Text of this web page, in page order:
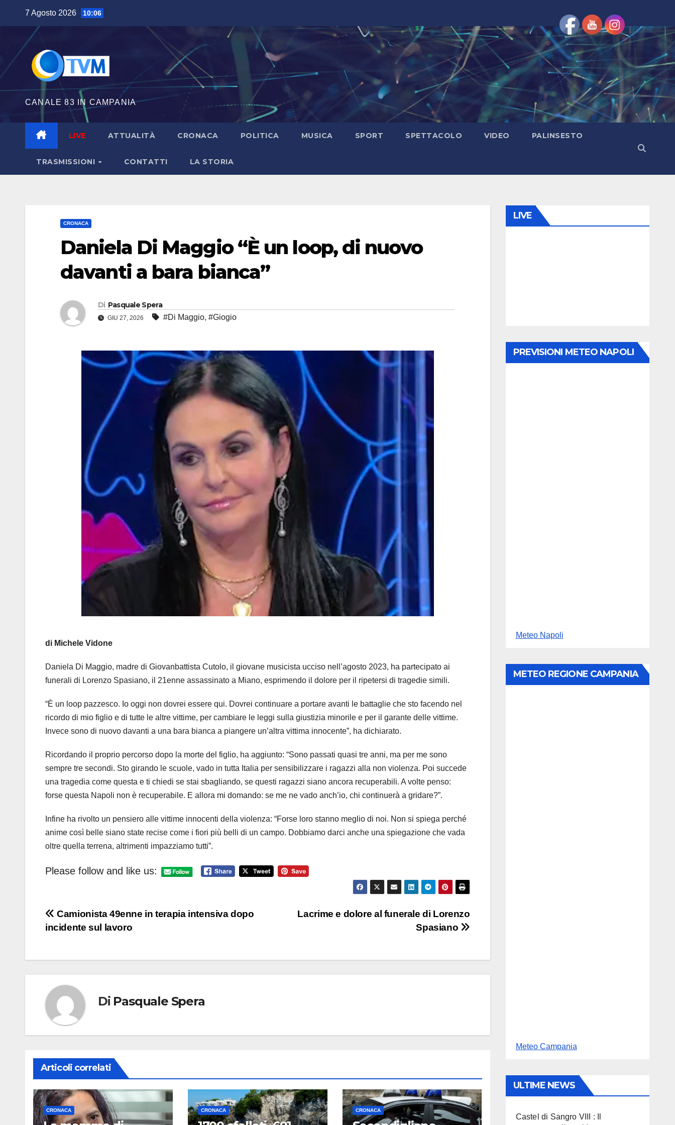
contenuto
7 Agosto 2026 10:06
CANALE 83 IN CAMPANIA
LIVE ATTUALITÀ CRONACA POLITICA MUSICA SPORT SPETTACOLO VIDEO PALINSESTO
TRASMISSIONI CONTATTI LA STORIA
CRONACA
Daniela Di Maggio “È un loop, di nuovo
davanti a bara bianca”
Di Pasquale Spera
GIU 27, 2026 #Di Maggio, #Giogio
di Michele Vidone
Daniela Di Maggio, madre di Giovanbattista Cutolo, il giovane musicista ucciso nell’agosto 2023, ha partecipato ai
funerali di Lorenzo Spasiano, il 21enne assassinato a Miano, esprimendo il dolore per il ripetersi di tragedie simili.
“È un loop pazzesco. Io oggi non dovrei essere qui. Dovrei continuare a portare avanti le battaglie che sto facendo nel
ricordo di mio figlio e di tutte le altre vittime, per cambiare le leggi sulla giustizia minorile e per il garante delle vittime.
Invece sono di nuovo davanti a una bara bianca a piangere un’altra vittima innocente”, ha dichiarato.
Ricordando il proprio percorso dopo la morte del figlio, ha aggiunto: “Sono passati quasi tre anni, ma per me sono
sempre tre secondi. Sto girando le scuole, vado in tutta Italia per sensibilizzare i ragazzi alla non violenza. Poi succede
una tragedia come questa e ti chiedi se stai sbagliando, se questi ragazzi siano ancora recuperabili. A volte penso:
forse questa Napoli non è recuperabile. E allora mi domando: se me ne vado anch’io, chi continuerà a gridare?”.
Infine ha rivolto un pensiero alle vittime innocenti della violenza: “Forse loro stanno meglio di noi. Non si spiega perché
anime così belle siano state recise come i fiori più belli di un campo. Dobbiamo darci anche una spiegazione che vada
oltre quella terrena, altrimenti impazziamo tutti”.
Please follow and like us:
Navigazione
Lacrime e dolore al funerale di Lorenzo
Spasiano
Camionista 49enne in terapia intensiva dopo
incidente sul lavoro
Di Pasquale Spera
Articoli correlati
CRONACA CRONACA CRONACA
LIVE
PREVISIONI METEO NAPOLI
Meteo Napoli
METEO REGIONE CAMPANIA
Meteo Campania
ULTIME NEWS
Castel di Sangro VIII : Il